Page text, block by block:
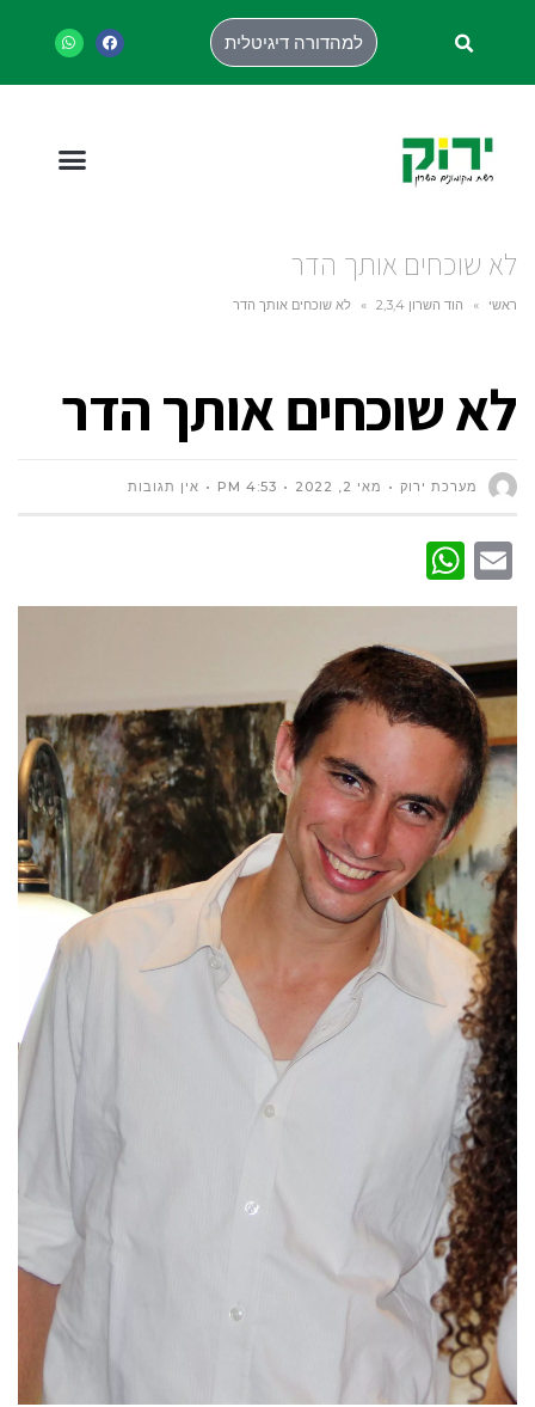
למהדורה דיגיטלית
לא שוכחים אותך הדר
ראשי » הוד השרון 2,3,4 » לא שוכחים אותך הדר
לא שוכחים אותך הדר
מערכת ירוק מאי 2, 2022 4:53 PM אין תגובות
Email